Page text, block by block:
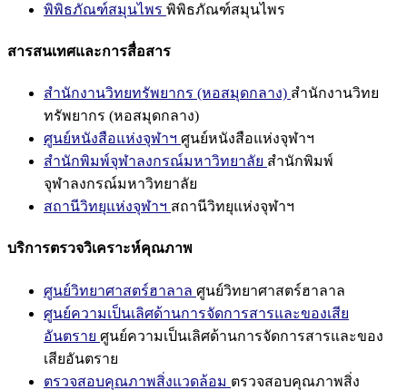
พิพิธภัณฑ์สมุนไพร พิพิธภัณฑ์สมุนไพร
สารสนเทศและการสื่อสาร
สำนักงานวิทยทรัพยากร (หอสมุดกลาง) สำนักงานวิทย
ทรัพยากร (หอสมุดกลาง)
ศูนย์หนังสือแห่งจุฬาฯ ศูนย์หนังสือแห่งจุฬาฯ
สำนักพิมพ์จุฬาลงกรณ์มหาวิทยาลัย สำนักพิมพ์
จุฬาลงกรณ์มหาวิทยาลัย
สถานีวิทยุแห่งจุฬาฯ สถานีวิทยุแห่งจุฬาฯ
บริการตรวจวิเคราะห์คุณภาพ
ศูนย์วิทยาศาสตร์ฮาลาล ศูนย์วิทยาศาสตร์ฮาลาล
ศูนย์ความเป็นเลิศด้านการจัดการสารและของเสีย
อันตราย ศูนย์ความเป็นเลิศด้านการจัดการสารและของ
เสียอันตราย
ตรวจสอบคุณภาพสิ่งแวดล้อม ตรวจสอบคุณภาพสิ่ง